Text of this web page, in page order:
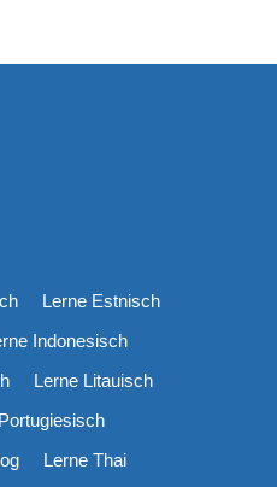
Lerne Estnisch
Indonesisch
Lerne Litauisch
Lerne Thai